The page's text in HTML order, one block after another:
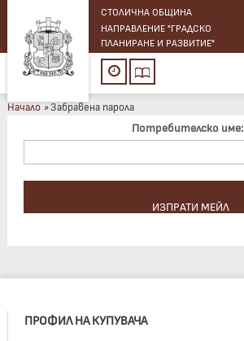
СТОЛИЧНА ОБЩИНА
НАПРАВЛЕНИЕ "ГРАДСКО
ПЛАНИРАНЕ И РАЗВИТИЕ"
Начало »Забравена парола
Потребителско име:
ПРОФИЛ НА КУПУВАЧА